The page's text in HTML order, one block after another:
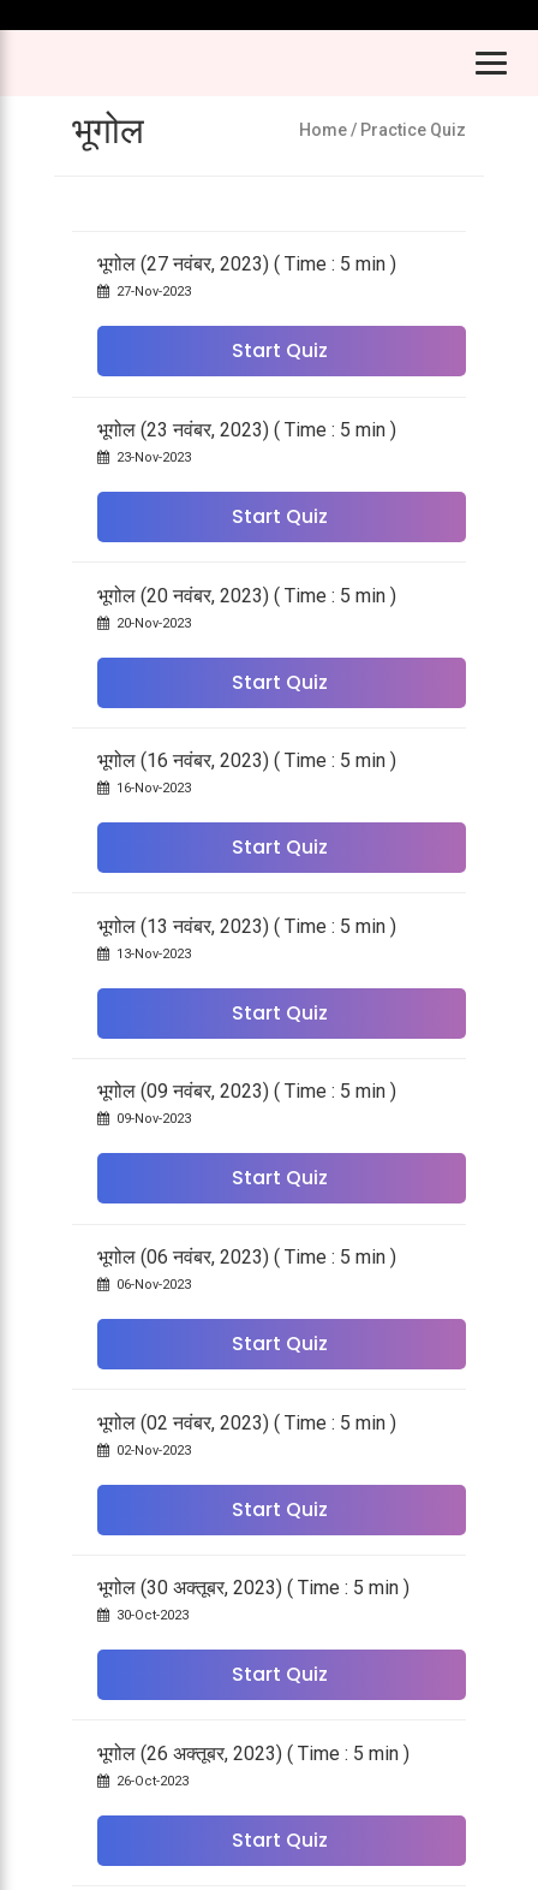
भूगोल Home/ Practice Quiz
भूगोल (27 नवंबर, 2023) ( Time : 5 min )
27-Nov-2023
Start Quiz
भूगोल (23 नवंबर, 2023) ( Time : 5 min )
23-Nov-2023
Start Quiz
भूगोल (20 नवंबर, 2023) ( Time : 5 min )
20-Nov-2023
Start Quiz
भूगोल (16 नवंबर, 2023) ( Time : 5 min )
16-Nov-2023
Start Quiz
भूगोल (13 नवंबर, 2023) ( Time : 5 min )
13-Nov-2023
Start Quiz
भूगोल (09 नवंबर, 2023) ( Time : 5 min )
09-Nov-2023
Start Quiz
भूगोल (06 नवंबर, 2023) ( Time : 5 min )
06-Nov-2023
Start Quiz
भूगोल (02 नवंबर, 2023) ( Time : 5 min )
02-Nov-2023
Start Quiz
भूगोल (30 अक्तूबर, 2023) ( Time : 5 min )
30-Oct-2023
Start Quiz
भूगोल (26 अक्तूबर, 2023) ( Time : 5 min )
26-Oct-2023
Start Quiz